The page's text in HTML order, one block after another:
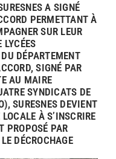
A SIGNÉ
PERMETTANT À
SUR LEUR
DÉPARTEMENT
SIGNÉ PAR
AU MAIRE
SYNDICATS DE
SURESNES DEVIENT
À S’INSCRIRE
PROPOSÉ PAR
DÉCROCHAGE